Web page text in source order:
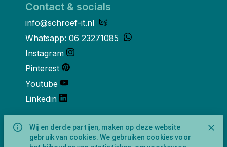
Wij en derde partijen, maken op deze website
gebruik van cookies. We gebruiken cookies voor
Contact & socials
info@schroef-it.nl
Whatsapp: 06 23271085
Instagram
Pinterest
Youtube
Linkedin
Over ons
Schroef-it is een handelsnaam van